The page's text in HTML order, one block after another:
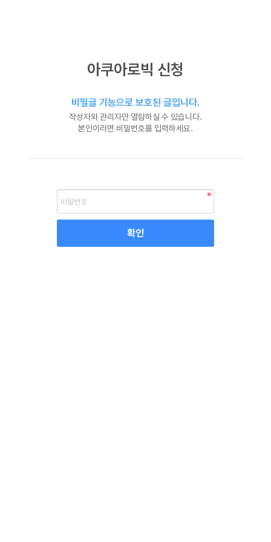
아쿠아로빅 신청
비밀글 기능으로 보호된 글입니다.
작성자와 관리자만 열람하실 수 있습니다.
본인이라면 비밀번호를 입력하세요.